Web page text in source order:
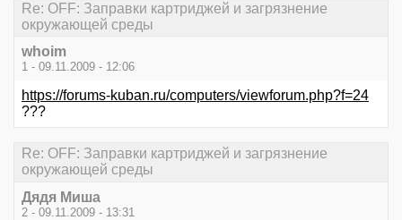
Re: OFF: Заправки картриджей и загрязнение
окружающей среды
whoim
1 - 09.11.2009 - 12:06
https://forums-kuban.ru/computers/viewforum.php?f=24
???
Re: OFF: Заправки картриджей и загрязнение
окружающей среды
Дядя Миша
2 - 09.11.2009 - 13:31